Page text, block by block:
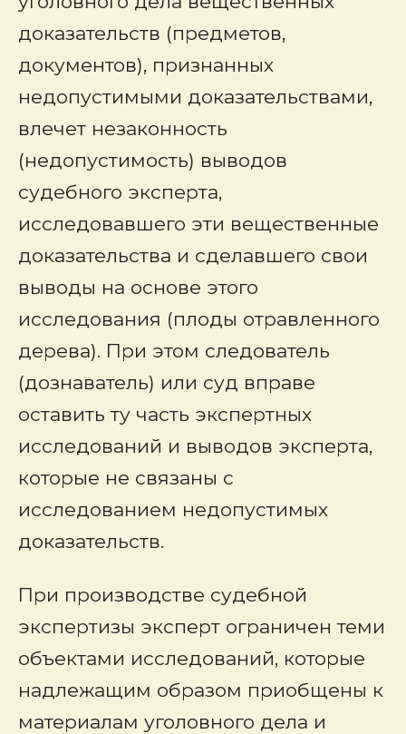
доказательств (предметов,
документов), признанных
недопустимыми доказательствами,
влечет незаконность
(недопустимость) выводов
судебного эксперта,
исследовавшего эти вещественные
доказательства и сделавшего свои
выводы на основе этого
исследования (плоды отравленного
дерева). При этом следователь
(дознаватель) или суд вправе
оставить ту часть экспертных
исследований и выводов эксперта,
которые не связаны с
исследованием недопустимых
доказательств.
При производстве судебной
экспертизы эксперт ограничен теми
объектами исследований, которые
надлежащим образом приобщены к
материалам уголовного дела и